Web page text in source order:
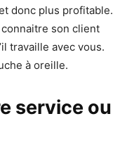
donc plus profitable.
son client
travaille avec vous.
à oreille.
service ou